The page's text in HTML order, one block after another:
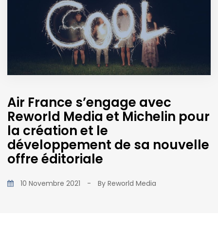
Air France s’engage avec
Reworld Media et Michelin pour
la création et le
développement de sa nouvelle
offre éditoriale
10 Novembre 2021 - By Reworld Media